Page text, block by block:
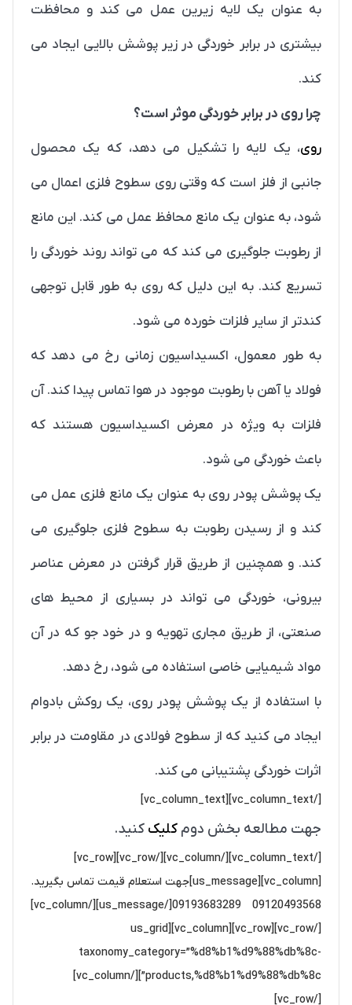
به عنوان یک لایه زیرین عمل می کند و محافظت
بیشتری در برابر خوردگی در زیر پوشش بالایی ایجاد می
کند.
چرا روی در برابر خوردگی موثر است؟
روی، یک لایه را تشکیل می دهد، که یک محصول
جانبی از فلز است که وقتی روی سطوح فلزی اعمال می
شود، به عنوان یک مانع محافظ عمل می کند. این مانع
از رطوبت جلوگیری می کند که می تواند روند خوردگی را
تسریع کند. به این دلیل که روی به طور قابل توجهی
کندتر از سایر فلزات خورده می شود.
به طور معمول، اکسیداسیون زمانی رخ می دهد که
فولاد یا آهن با رطوبت موجود در هوا تماس پیدا کند. آن
فلزات به ویژه در معرض اکسیداسیون هستند که
باعث خوردگی می شود.
یک پوشش پودر روی به عنوان یک مانع فلزی عمل می
کند و از رسیدن رطوبت به سطوح فلزی جلوگیری می
کند. و همچنین از طریق قرار گرفتن در معرض عناصر
بیرونی، خوردگی می تواند در بسیاری از محیط های
صنعتی، از طریق مجاری تهویه و در خود جو که در آن
مواد شیمیایی خاصی استفاده می شود، رخ دهد.
با استفاده از یک پوشش پودر روی، یک روکش بادوام
ایجاد می کنید که از سطوح فولادی در مقاومت در برابر
اثرات خوردگی پشتیبانی می کند.
[/vc_column_text][vc_column_text]
جهت مطالعه بخش دوم کليک کنيد.
[/vc_column_text][/vc_column][/vc_row][vc_row]
[vc_column][us_message]جهت استعلام قیمت تماس بگیرید.
09120493568 09193683289[/us_message][/vc_column]
[/vc_row][vc_row][vc_column][us_grid
taxonomy_category=”%d8%b1%d9%88%db%8c-
products,%d8%b1%d9%88%db%8c”][/vc_column]
[/vc_row]